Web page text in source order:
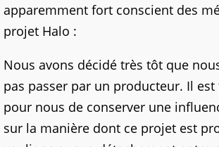
apparemment fort conscient des
projet Halo :
Nous avons décidé très tôt que
pas passer par un producteur. Il
pour nous de conserver une
sur la manière dont ce projet est